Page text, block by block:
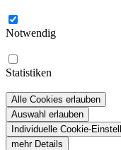
Notwendig
Statistiken
Alle Cookies erlauben
Auswahl erlauben
Individuelle Cookie-
mehr Details